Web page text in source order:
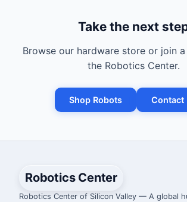
Take the next
Browse our hardware store or join
the Robotics Center.
Shop Robots Contact
Robotics Center
Robotics Center of Silicon Valley — A global